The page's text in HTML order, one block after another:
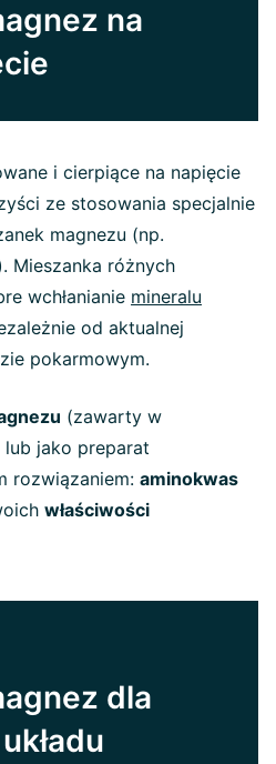
na
i cierpiące na napięcie
ze stosowania specjalnie
magnezu (np.
Mieszanka różnych
wchłanianie mineralu
od aktualnej
pokarmowym.
(zawarty w
lub jako preparat
rozwiązaniem: aminokwas
właściwości
dla